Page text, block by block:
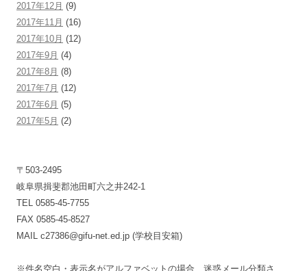
2017年12月 (9)
2017年11月 (16)
2017年10月 (12)
2017年9月 (4)
2017年8月 (8)
2017年7月 (12)
2017年6月 (5)
2017年5月 (2)
〒503-2495
岐阜県揖斐郡池田町六之井242-1
TEL 0585-45-7755
FAX 0585-45-8527
MAIL c27386@gifu-net.ed.jp (学校目安箱)
※件名空白・表示名がアルファベットの場合、迷惑メール分類さ